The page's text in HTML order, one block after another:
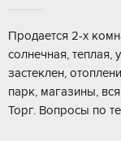
Продается 2-х
солнечная, теплая,
застеклен,
парк, магазины,
Торг. Вопросы по